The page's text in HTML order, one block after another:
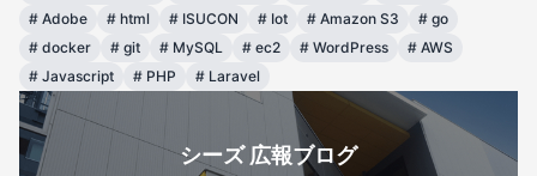
# Adobe # html # ISUCON # Iot # Amazon S3 # go
# docker # git # MySQL # ec2 # WordPress # AWS
# Javascript # PHP # Laravel
シーズ 広報ブログ